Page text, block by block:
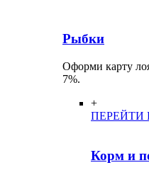
Рыбки
Оформи карту
7%.
+
ПЕРЕЙТИ
Корм и